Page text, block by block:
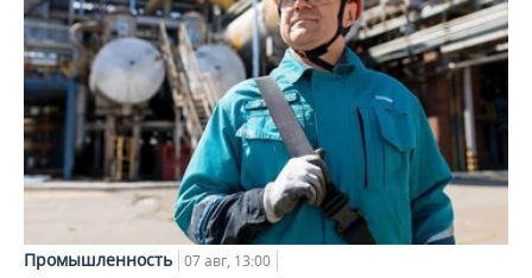
Промышленность 07 авг, 13:00